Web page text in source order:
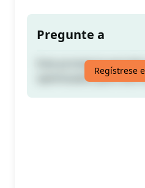
Pregunte a
Este prompt te
optimizados para
Regístrese